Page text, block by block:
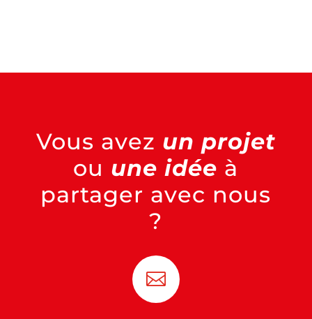
Vous avez un projet
ou une idée à
partager avec nous
?
